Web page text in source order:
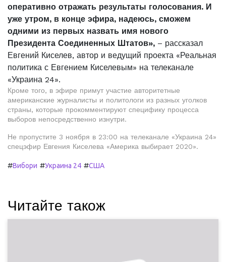
оперативно отражать результаты голосования. И
уже утром, в конце эфира, надеюсь, сможем
одними из первых назвать имя нового
Президента Соединенных Штатов», – рассказал
Евгений Киселев, автор и ведущий проекта «Реальная
политика с Евгением Киселевым» на телеканале
«Украина 24».
Кроме того, в эфире примут участие авторитетные
американские журналисты и политологи из разных уголков
страны, которые прокомментируют специфику процесса
выборов непосредственно изнутри.
Не пропустите 3 ноября в 23:00 на телеканале «Украина 24»
спецэфир Евгения Киселева «Америка выбирает 2020».
#Вибори #Украина 24 #США
Читайте також